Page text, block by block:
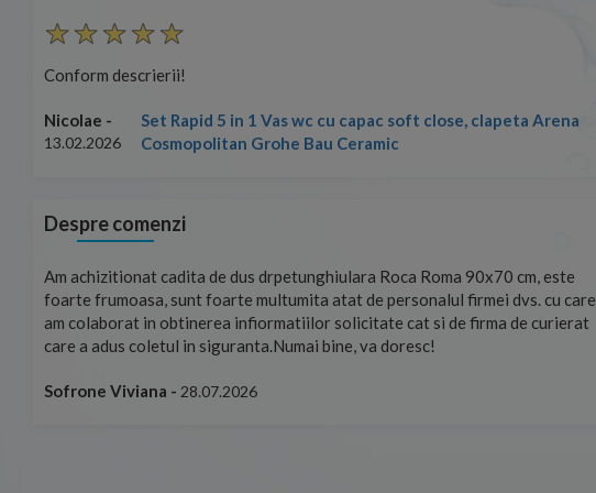
Conform descrierii!
Nicolae -
13.02.2026
Set Rapid 5 in 1 Vas wc cu capac soft close, clapeta Arena
Cosmopolitan Grohe Bau Ceramic
Despre comenzi
Am achizitionat cadita de dus drpetunghiulara Roca Roma 90x70 cm, este
foarte frumoasa, sunt foarte multumita atat de personalul firmei dvs. cu care
am colaborat in obtinerea infiormatiilor solicitate cat si de firma de curierat
care a adus coletul in siguranta.Numai bine, va doresc!
Sofrone Viviana - 28.07.2026